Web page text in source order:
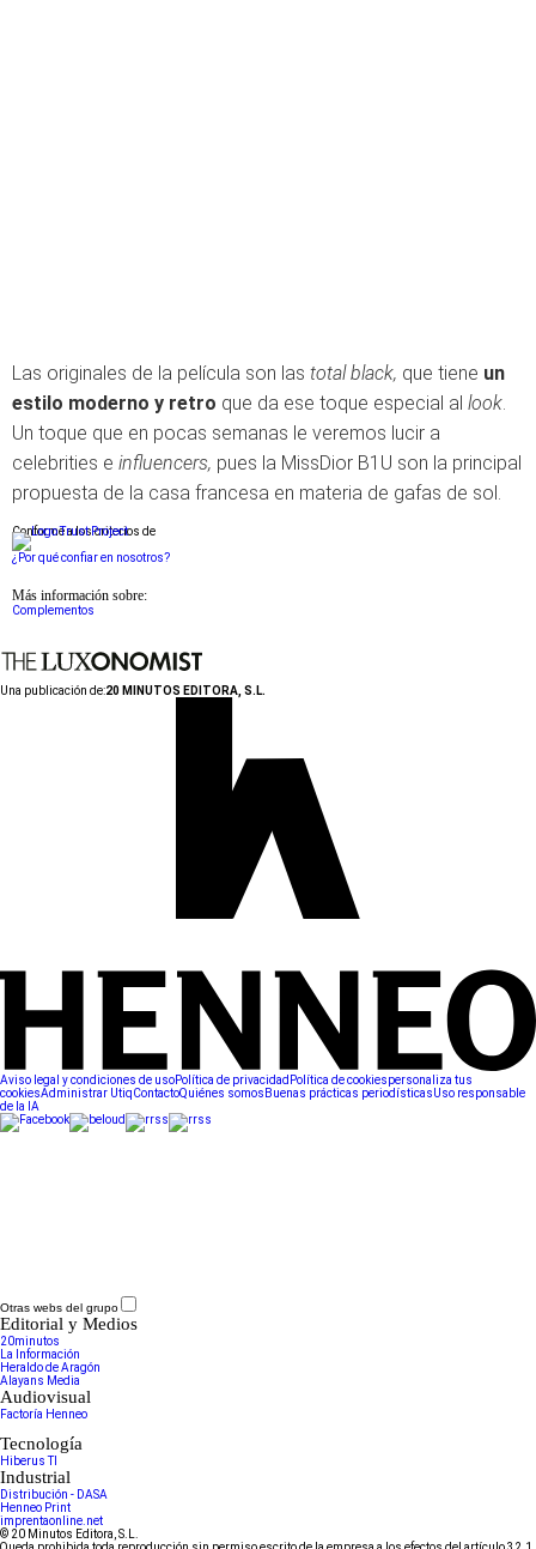
Las originales de la película son las total black, que tiene un
estilo moderno y retro que da ese toque especial al look.
Un toque que en pocas semanas le veremos lucir a
celebrities e influencers, pues la MissDior B1U son la principal
propuesta de la casa francesa en materia de gafas de sol.
Conforme a los criterios de
¿Por qué confiar en nosotros?
Más información sobre:
Complementos
Una publicación de:20 MINUTOS EDITORA, S.L.
Aviso legal y condiciones de usoPolítica de privacidad Política de cookiespersonaliza tus
cookiesAdministrar UtiqContactoQuiénes somos Buenas prácticas periodísticasUso responsable
de la IA
Otras webs del grupo
Editorial y Medios
20minutos
La Información
Heraldo de Aragón
Alayans Media
Audiovisual
Factoría Henneo
Tecnología
Hiberus TI
Industrial
Distribución - DASA
Henneo Print
imprentaonline.net
© 20 Minutos Editora, S.L.